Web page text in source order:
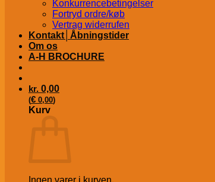
Konkurrencebetingelser
Fortryd ordre/køb
Vertrag widerrufen
Kontakt│Åbningstider
Om os
A-H BROCHURE
kr. 0,00
(€ 0,00)
Kurv
Ingen varer i kurven.